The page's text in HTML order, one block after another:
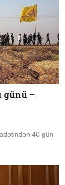
günü –
40 gün